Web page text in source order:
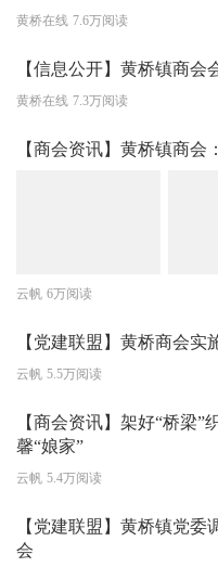
黄桥在线 7.6万阅读
【信息公开】黄桥镇商会
黄桥在线 7.3万阅读
【商会资讯】黄桥镇商
云帆 6万阅读
【党建联盟】黄桥商会实
云帆 5.5万阅读
【商会资讯】架好“桥梁”
馨“娘家”
云帆 5.4万阅读
【党建联盟】黄桥镇党委
会